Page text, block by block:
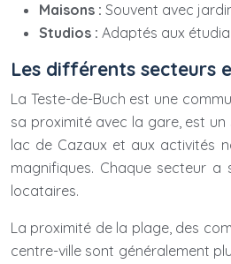
Maisons : Souvent avec
Studios : Adaptés aux
Les différents secteurs
La Teste-de-Buch est une
sa proximité avec la gare, est
lac de Cazaux et aux activités
magnifiques. Chaque secteur
locataires.
La proximité de la plage, des
centre-ville sont généralement